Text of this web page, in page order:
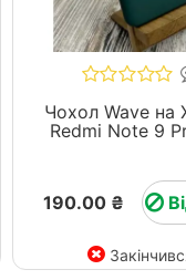
Чохол Wave на
Redmi Note 9
190.00 ₴